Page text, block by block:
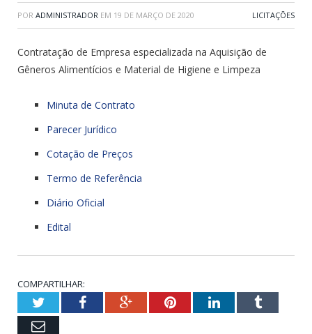
POR ADMINISTRADOR EM 19 DE MARÇO DE 2020 LICITAÇÕES
Contratação de Empresa especializada na Aquisição de
Gêneros Alimentícios e Material de Higiene e Limpeza
Minuta de Contrato
Parecer Jurídico
Cotação de Preços
Termo de Referência
Diário Oficial
Edital
COMPARTILHAR:
TwitterFacebookGoogle+PinterestLinkedInTumblr
Email